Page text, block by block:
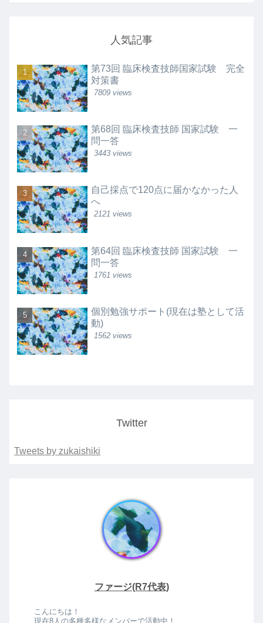
人気記事
第73回 臨床検査技師国家試験 完全
対策書
7809 views
第68回 臨床検査技師 国家試験 一
問一答
3443 views
自己採点で120点に届かなかった人
へ
2121 views
第64回 臨床検査技師 国家試験 一
問一答
1761 views
個別勉強サポート(現在は塾として活
動)
1562 views
Twitter
Tweets by zukaishiki
ファージ(R7代表)
こんにちは！
現在8人の多種多様なメンバーで活動中！